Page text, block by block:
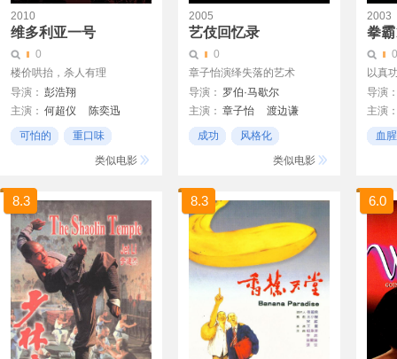
2010
维多利亚一号
0
楼价哄抬，杀人有理
导演： 彭浩翔
主演： 何超仪
陈奕迅
周俊伟
可怕的
重口味
类似电影
2005
艺伎回忆录
0
章子怡演绎失落的艺术
导演： 罗伯·马歇尔
主演： 章子怡
渡边谦
杨紫琼
巩俐
成功
风格化
类似电影
2003
拳霸
0
以真
导演
主演
血
8.3 8.3 6.0